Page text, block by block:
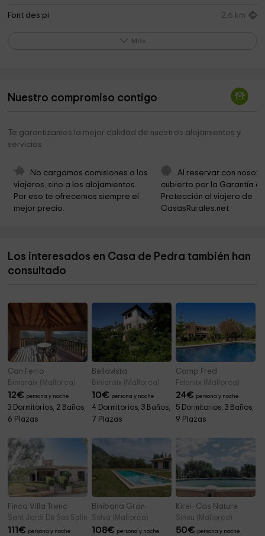
Font des pi 2,6 km
Park des petits 5,1 km
Ayuntamiento de Banyalbufar
Ayuntamiento de Puigpunyent
Banyalbufar
Parroquia de Galilea 5,2 km
Sa Volta des General 5,8 km
Más
Nuestro compromiso contigo
Te garantizamos la mejor calidad de nuestros alojamientos y
servicios
No cargamos comisiones a los
viajeros, sino a los alojamientos.
Por eso te ofrecemos siempre el
mejor precio.
Al reservar con
cubierto por la Garantía
Protección al viajero de
CasasRurales.net
Los interesados en Casa de Pedra también han
consultado
Can Ferro
Biniaraix (Mallorca)
12€ persona y noche
3 Dormitorios, 2 Baños,
6 Plazas
Bellavista
Biniaraix (Mallorca)
10€ persona y noche
4 Dormitorios, 3 Baños,
7 Plazas
Camp Fred
Felanitx (Mallorca)
24€ persona y noche
5 Dormitorios, 3 Baños,
9 Plazas
Finca Villa Trenc
Sant Jordi De Ses Salines (Mallorca)
111€ persona y noche
Binibona Gran
Selva (Mallorca)
108€ persona y noche
Kirei- Cas Nature
Sineu (Mallorca)
50€ persona y noche